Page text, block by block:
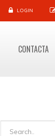
LOGIN
CONTACTA